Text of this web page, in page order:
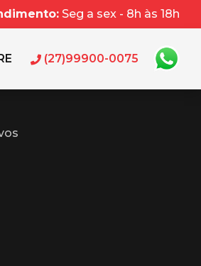
Seg a sex - 8h às 18h
(27)99900-0075